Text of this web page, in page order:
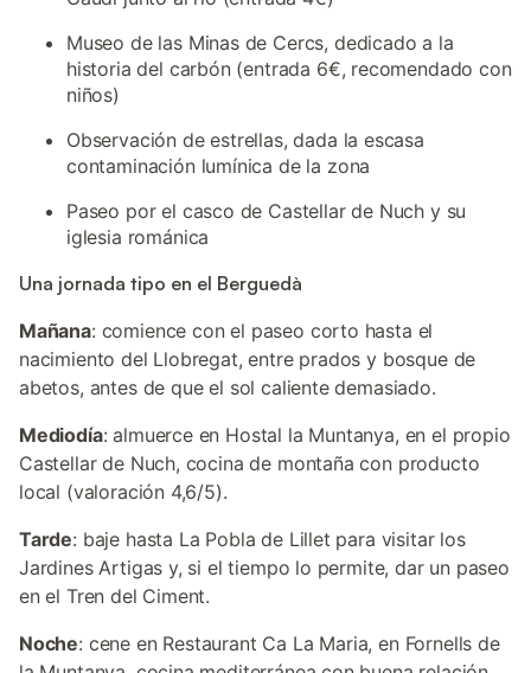
Museo de las Minas de Cercs, dedicado a la
historia del carbón (entrada 6€, recomendado con
niños)
Observación de estrellas, dada la escasa
contaminación lumínica de la zona
Paseo por el casco de Castellar de Nuch y su
iglesia románica
Una jornada tipo en el Berguedà
Mañana: comience con el paseo corto hasta el
nacimiento del Llobregat, entre prados y bosque de
abetos, antes de que el sol caliente demasiado.
Mediodía: almuerce en Hostal la Muntanya, en el propio
Castellar de Nuch, cocina de montaña con producto
local (valoración 4,6/5).
Tarde: baje hasta La Pobla de Lillet para visitar los
Jardines Artigas y, si el tiempo lo permite, dar un paseo
en el Tren del Ciment.
Noche: cene en Restaurant Ca La Maria, en Fornells de